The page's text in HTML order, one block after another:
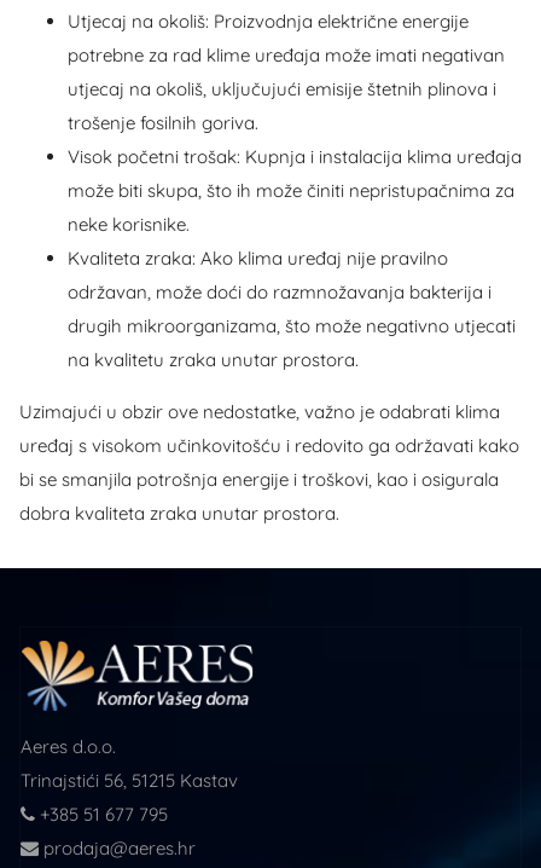
Utjecaj na okoliš: Proizvodnja električne energije
potrebne za rad klime uređaja može imati negativan
utjecaj na okoliš, uključujući emisije štetnih plinova i
trošenje fosilnih goriva.
Visok početni trošak: Kupnja i instalacija klima uređaja
može biti skupa, što ih može činiti nepristupačnima za
neke korisnike.
Kvaliteta zraka: Ako klima uređaj nije pravilno
održavan, može doći do razmnožavanja bakterija i
drugih mikroorganizama, što može negativno utjecati
na kvalitetu zraka unutar prostora.
Uzimajući u obzir ove nedostatke, važno je odabrati klima
uređaj s visokom učinkovitošću i redovito ga održavati kako
bi se smanjila potrošnja energije i troškovi, kao i osigurala
dobra kvaliteta zraka unutar prostora.
Aeres d.o.o.
Trinajstići 56, 51215 Kastav
+385 51 677 795
prodaja@aeres.hr